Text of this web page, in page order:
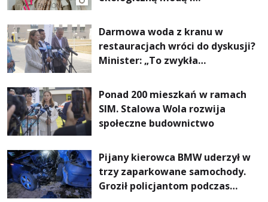
Darmowa woda z kranu w
restauracjach wróci do dyskusji?
Minister: „To zwykła
Ponad 200 mieszkań w ramach
SIM. Stalowa Wola rozwija
społeczne budownictwo
Pijany kierowca BMW uderzył w
trzy zaparkowane samochody.
Groził policjantom podczas